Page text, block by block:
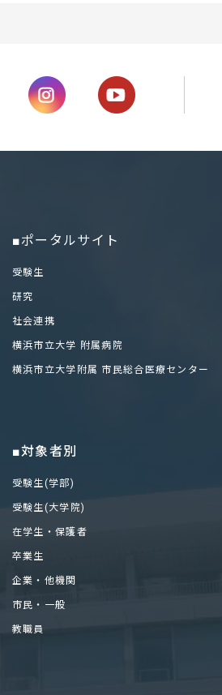
■ポータルサイト
受験生
研究
社会連携
横浜市立大学 附属病院
横浜市立大学附属 市民総合医療センター
■対象者別
受験生(学部)
受験生(大学院)
在学生・保護者
卒業生
企業・他機関
市民・一般
教職員